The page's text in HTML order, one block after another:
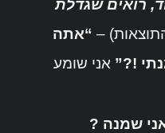
רואים שגדלת
– “אתה
!?” אני שומע
שמנה ?